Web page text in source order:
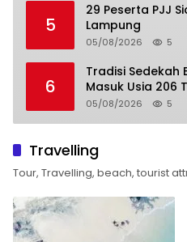
5
29 Peserta PJJ Siap
Lampung
05/08/2026 5
6
Tradisi Sedekah
Masuk Usia 206
05/08/2026 5
Travelling
Tour, Travelling, beach, tourist